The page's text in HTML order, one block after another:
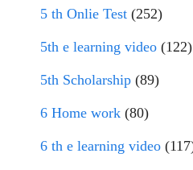
5 th Onlie Test (252)
5th e learning video (122)
5th Scholarship (89)
6 Home work (80)
6 th e learning video